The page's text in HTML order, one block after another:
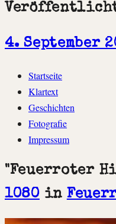
4. September
Zum
Inhalt
springen
Startseite
Klartext
Geschichten
Fotografie
Impressum
"Feuerroter
1080in